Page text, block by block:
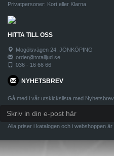
Privatpersoner: Kort eller Klarna
HITTA TILL OSS
Mogölsvägen 24, JÖNKÖPING
order@totalljud.se
036 - 16 66 66
NYHETSBREV
Gå med i vår utskickslista med
Alla priser i katalogen och i webshoppen är